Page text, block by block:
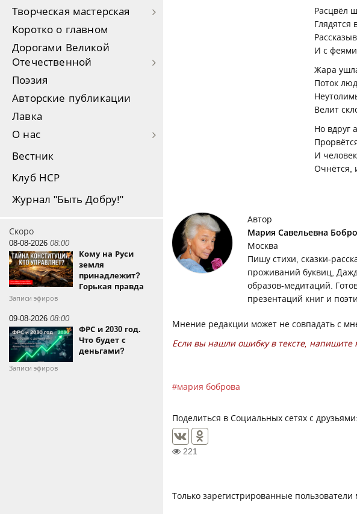
Творческая мастерская
Коротко о главном
Дорогами Великой
Отечественной
Поэзия
Авторские публикации
Лавка
О нас
Вестник
Клуб НСР
Журнал "Быть Добру!"
Скоро
08-08-2026 08:00
Кому на Руси
земля
принадлежит?
Горькая правда
Записи эфиров
09-08-2026 08:00
ФРС и 2030 год.
Что будет с
деньгами?
Записи эфиров
Расцвёл
Глядятся
И с феями
Жара
Поток
Велит
Но вдруг
И
Очнётся,
Автор
Мария Савельевна
Москва
Пишу стихи, сказки-
проживаний буквиц,
образов-медитаций.
презентаций книг и
Мнение редакции может не совпадать с
Если вы нашли ошибку в тексте, напишите
мария боброва
Поделиться в Социальных сетях с друзьями:
221
Только зарегистрированные пользователи